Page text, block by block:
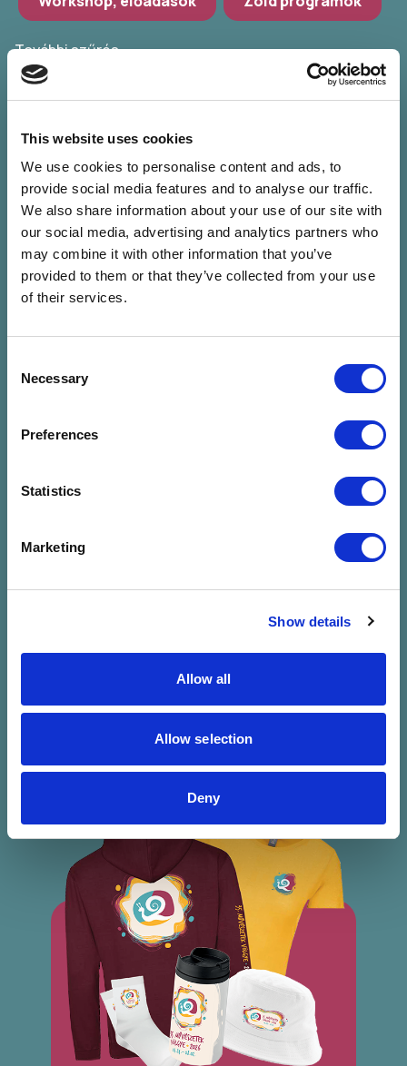
This website uses cookies
We use cookies to personalise content and ads, to
provide social media features and to analyse our traffic.
We also share information about your use of our site with
our social media, advertising and analytics partners who
may combine it with other information that you’ve
provided to them or that they’ve collected from your use
of their services.
Selection
Necessary
Preferences
Statistics
Marketing
Show details
Allow all
Allow selection
Deny
További szűrés
Válassz települést
POKET Zsebkönyvek Udvara
Válassz időpontot
Szűrők törlése
Nincs találat a
megadott